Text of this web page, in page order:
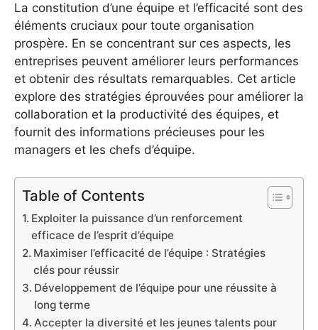
La constitution d’une équipe et l’efficacité sont des
éléments cruciaux pour toute organisation
prospère. En se concentrant sur ces aspects, les
entreprises peuvent améliorer leurs performances
et obtenir des résultats remarquables. Cet article
explore des stratégies éprouvées pour améliorer la
collaboration et la productivité des équipes, et
fournit des informations précieuses pour les
managers et les chefs d’équipe.
Table of Contents
Exploiter la puissance d’un renforcement
efficace de l’esprit d’équipe
Maximiser l’efficacité de l’équipe : Stratégies
clés pour réussir
Développement de l’équipe pour une réussite à
long terme
Accepter la diversité et les jeunes talents pour